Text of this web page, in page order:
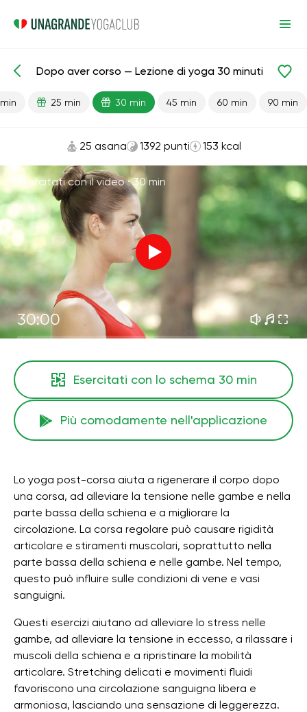
Lezioni pronte Sport Corsa
Dopo aver corso — Lezione di yoga 30 minuti
25 min 30 min 45 min 60 min 90 min
25 asana 1392 punti 153 kcal
Esercitati con il video ·30 min
30:00
Esercitati con lo schema 30 min
Più comodamente nell'applicazione
Lo yoga post-corsa aiuta a rigenerare il corpo dopo
una corsa, ad alleviare la tensione nelle gambe e nella
parte bassa della schiena e a migliorare la
circolazione. La corsa regolare può causare rigidità
articolare e stiramenti muscolari, soprattutto nella
parte bassa della schiena e nelle gambe. Nel tempo,
questo può influire sulle condizioni di vene e vasi
sanguigni.
Questi esercizi aiutano ad alleviare lo stress nelle
gambe, ad alleviare la tensione in eccesso, a rilassare i
muscoli della schiena e a ripristinare la mobilità
articolare. Stretching delicati e movimenti fluidi
favoriscono una circolazione sanguigna libera e
armoniosa, lasciando una sensazione di leggerezza.